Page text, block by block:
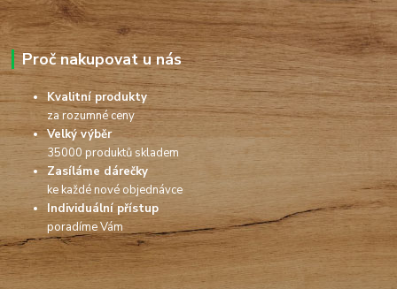
Proč nakupovat u nás
Kvalitní produkty
za rozumné ceny
Velký výběr
35000 produktů skladem
Zasíláme dárečky
ke každé nové objednávce
Individuální přístup
poradíme Vám